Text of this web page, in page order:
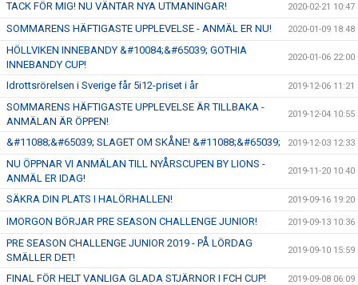
TACK FÖR MIG! NU VÄNTAR NYA UTMANINGAR! 2020-02-21 10:47
SOMMARENS HÄFTIGASTE UPPLEVELSE - ANMÄL ER NU! 2020-01-09 18:48
HÖLLVIKEN INNEBANDY &#10084;&#65039; GOTHIA
INNEBANDY CUP!
2020-01-06 22:00
Idrottsrörelsen i Sverige får 5i12-priset i år 2019-12-06 11:21
SOMMARENS HÄFTIGASTE UPPLEVELSE ÄR TILLBAKA -
ANMÄLAN ÄR ÖPPEN!
2019-12-04 10:55
&#11088;&#65039; SLAGET OM SKÅNE! &#11088;&#65039; 2019-12-03 12:33
NU ÖPPNAR VI ANMÄLAN TILL NYÅRSCUPEN BY LIONS -
ANMÄL ER IDAG!
2019-11-20 10:40
SÄKRA DIN PLATS I HALÖRHALLEN! 2019-09-16 19:20
IMORGON BÖRJAR PRE SEASON CHALLENGE JUNIOR! 2019-09-13 10:36
PRE SEASON CHALLENGE JUNIOR 2019 - PÅ LÖRDAG
SMÄLLER DET!
2019-09-10 15:59
FINAL FÖR HELT VANLIGA GLADA STJÄRNOR I FCH CUP! 2019-09-08 06:09